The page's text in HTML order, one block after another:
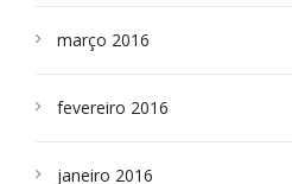
março 2016
fevereiro 2016
janeiro 2016